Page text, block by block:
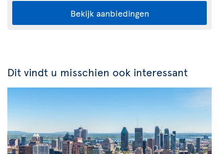
Bekijk aanbiedingen
Dit vindt u misschien ook interessant